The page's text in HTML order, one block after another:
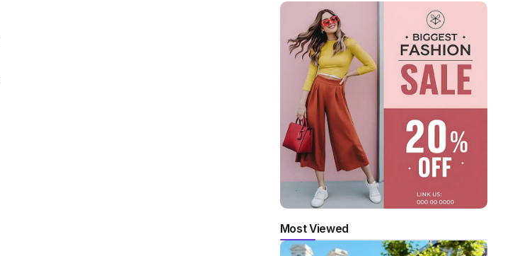
Most Viewed